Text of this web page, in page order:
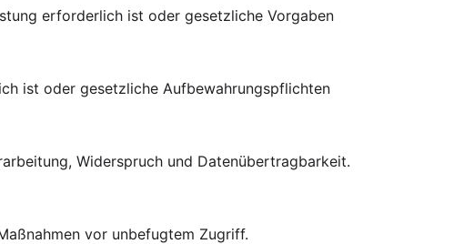
erforderlich ist oder gesetzliche Vorgaben
ist oder gesetzliche Aufbewahrungspflichten
Widerspruch und Datenübertragbarkeit.
vor unbefugtem Zugriff.